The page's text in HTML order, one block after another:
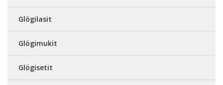
Glögilasit
Glögimukit
Glögisetit